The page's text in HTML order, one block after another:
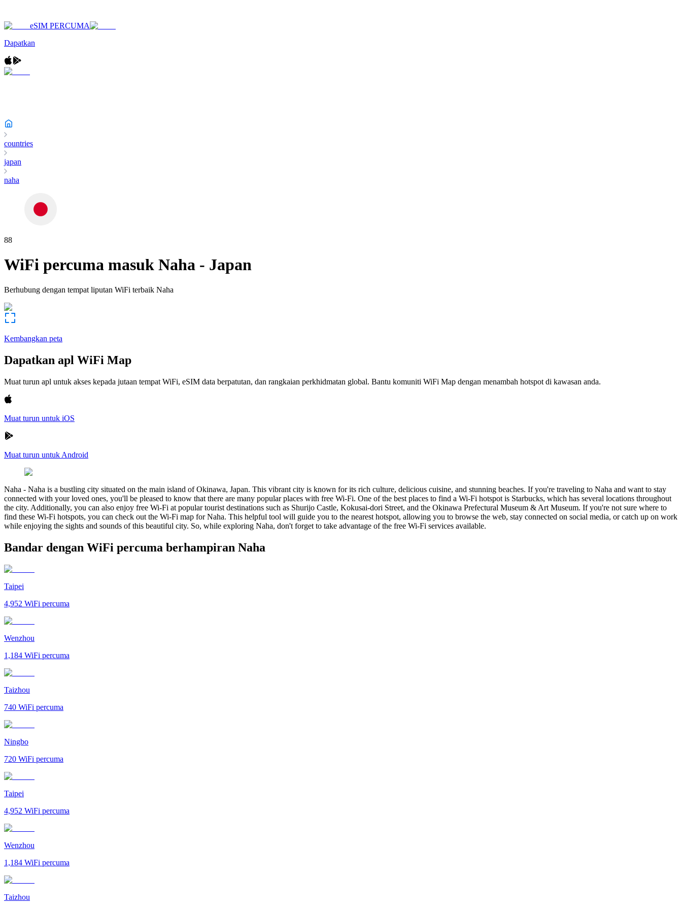
eSIM PERCUMA
Dapatkan
countries
japan
naha
88
WiFi percuma masuk Naha - Japan
Berhubung dengan tempat liputan WiFi terbaik Naha
Kembangkan peta
Dapatkan apl WiFi Map
Muat turun apl untuk akses kepada jutaan tempat WiFi, eSIM data berpatutan, dan rangkaian perkhidmatan global. Bantu komuniti WiFi Map dengan menambah hotspot di kawasan anda.
Muat turun untuk iOS
Muat turun untuk Android
Naha - Naha is a bustling city situated on the main island of Okinawa, Japan. This vibrant city is known for its rich culture, delicious cuisine, and stunning beaches. If you're traveling to Naha and want to stay
connected with your loved ones, you'll be pleased to know that there are many popular places with free Wi-Fi. One of the best places to find a Wi-Fi hotspot is Starbucks, which has several locations throughout
the city. Additionally, you can also enjoy free Wi-Fi at popular tourist destinations such as Shurijo Castle, Kokusai-dori Street, and the Okinawa Prefectural Museum & Art Museum. If you're not sure where to
find these Wi-Fi hotspots, you can check out the Wi-Fi map for Naha. This helpful tool will guide you to the nearest hotspot, allowing you to browse the web, stay connected on social media, or catch up on work
while enjoying the sights and sounds of this beautiful city. So, while exploring Naha, don't forget to take advantage of the free Wi-Fi services available.
Bandar dengan WiFi percuma berhampiran Naha
Taipei
4,952 WiFi percuma
Wenzhou
1,184 WiFi percuma
Taizhou
740 WiFi percuma
Ningbo
720 WiFi percuma
Taipei
4,952 WiFi percuma
Wenzhou
1,184 WiFi percuma
Taizhou